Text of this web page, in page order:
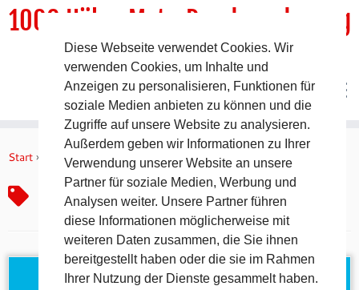
Inhalt
1000 HöhenMeterRundwanderweg
DER Rundwanderweg um Pommelsbrunn
Start » 2028
2028
Diese Webseite verwendet Cookies. Wir
verwenden Cookies, um Inhalte und
Anzeigen zu personalisieren, Funktionen für
soziale Medien anbieten zu können und die
Zugriffe auf unsere Website zu analysieren.
Außerdem geben wir Informationen zu Ihrer
Verwendung unserer Website an unsere
Partner für soziale Medien, Werbung und
Analysen weiter. Unsere Partner führen
diese Informationen möglicherweise mit
weiteren Daten zusammen, die Sie ihnen
bereitgestellt haben oder die sie im Rahmen
Ihrer Nutzung der Dienste gesammelt haben.